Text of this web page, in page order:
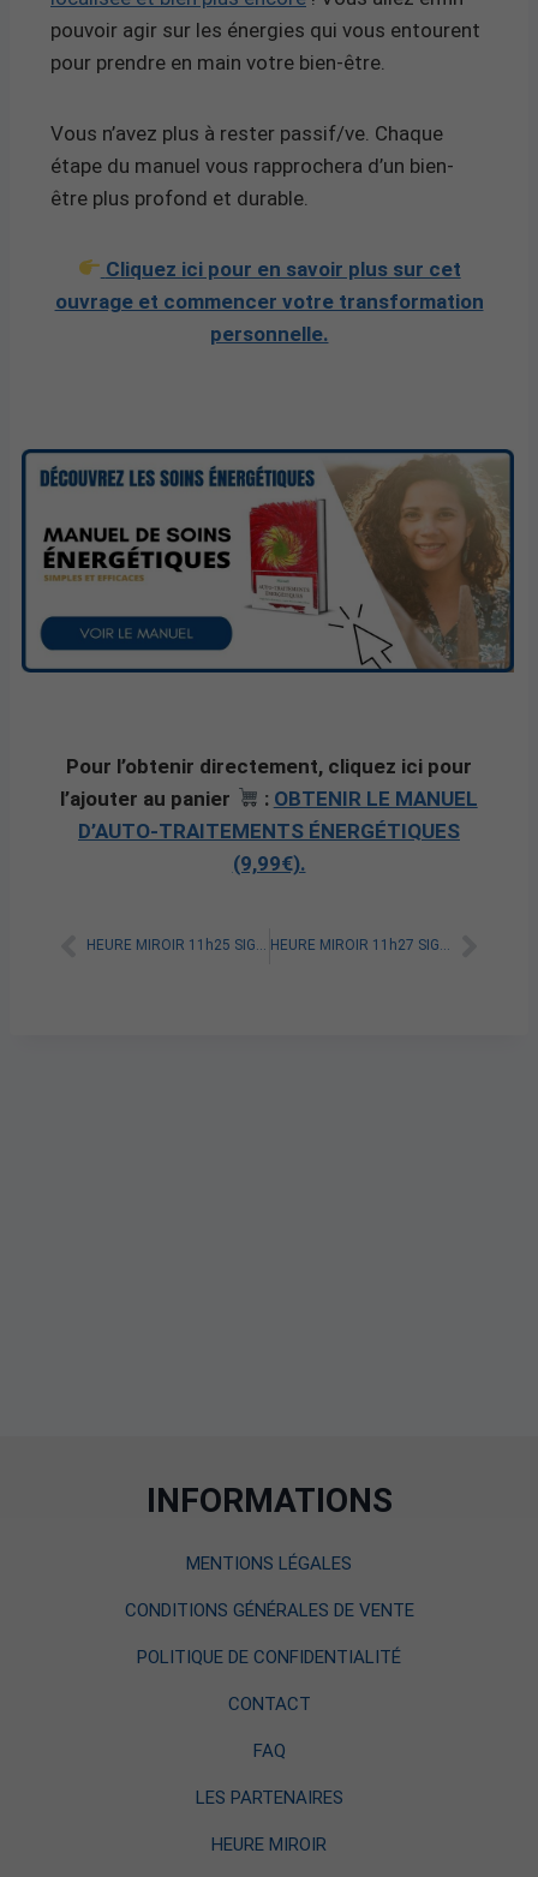
pouvoir agir sur les énergies qui vous entourent
pour prendre en main votre bien-être.
Vous n’avez plus à rester passif/ve. Chaque
étape du manuel vous rapprochera d’un bien-
être plus profond et durable.
Cliquez ici pour en savoir plus sur cet
ouvrage et commencer votre transformation
personnelle.
Pour l’obtenir directement, cliquez ici pour
l’ajouter au panier
: OBTENIR LE MANUEL
D’AUTO-TRAITEMENTS ÉNERGÉTIQUES
(9,99€).
HEURE MIROIR 11h25 SIGNIFICATION SPIRITUELLE [A LIRE] HEURE MIROIR 11h27 SIGNIFICATION SPIRITUELLE [A LIRE]
INFORMATIONS
MENTIONS LÉGALES
CONDITIONS GÉNÉRALES DE VENTE
POLITIQUE DE CONFIDENTIALITÉ
CONTACT
FAQ
LES PARTENAIRES
HEURE MIROIR